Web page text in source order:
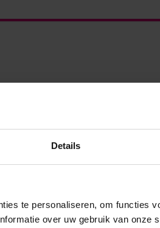
Details
te personaliseren, om functies
over uw gebruik van onze